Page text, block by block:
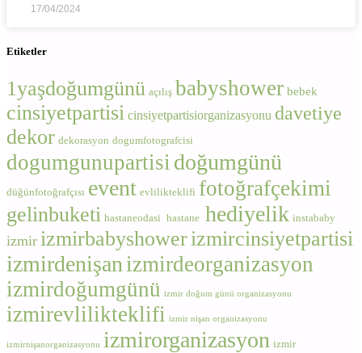
17/04/2024
Etiketler
1yaşdoğumgünü açılış babyshower bebek
cinsiyetpartisi cinsiyetpartisiorganizasyonu davetiye
dekor dekorasyon dogumfotografcisi
dogumgunupartisi doğumgünü
düğünfotoğrafçısı event evlilikteklifi fotoğrafçekimi
gelinbuketi hastaneodasi hastane hediyelik instababy
izmir izmirbabyshowerizmircinsiyetpartisi
izmirdenişan izmirdeorganizasyon
izmirdoğumgünü izmir doğum günü organizasyonu
izmirevlilikteklifi izmir nişan organizasyonu
izmirnişanorganizasyonu izmirorganizasyon izmir